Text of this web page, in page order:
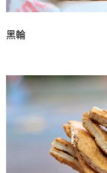
黑輪